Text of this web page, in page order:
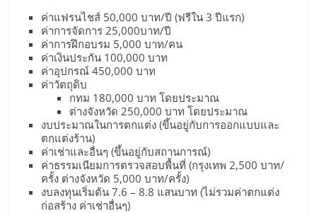
SME
ประเทศไทย,
ThaiSMEsCenter,
รวม
ไทย,
ค่าแฟรนไชส์ 50,000 บาท/ปี (ฟรีใน 3 ปีแรก)
ค่าการจัดการ 25,000บาท/ปี
ค่าการฝึกอบรม 5,000 บาท/คน
ค่าเงินประกัน 100,000 บาท
ค่าอุปกรณ์ 450,000 บาท
ค่าวัตถุดิบ
กทม 180,000 บาท โดยประมาณ
ต่างจังหวัด 250,000 บาท โดยประมาณ
งบประมาณในการตกแต่ง (ขึ้นอยู่กับการออกแบบและ
ตกแต่งร้าน)
ค่าเช่าและอื่นๆ (ขึ้นอยู่กับสถานการณ์)
ค่าธรรมเนียมการตรวจสอบพื้นที่ (กรุงเทพ 2,500 บาท/
ครั้ง ต่างจังหวัด 5,000 บาท/ครั้ง)
งบลงทุนเริ่มต้น 7.6 – 8.8 แสนบาท (ไม่รวมค่าตกแต่ง
ก่อสร้าง ค่าเช่าอื่นๆ)